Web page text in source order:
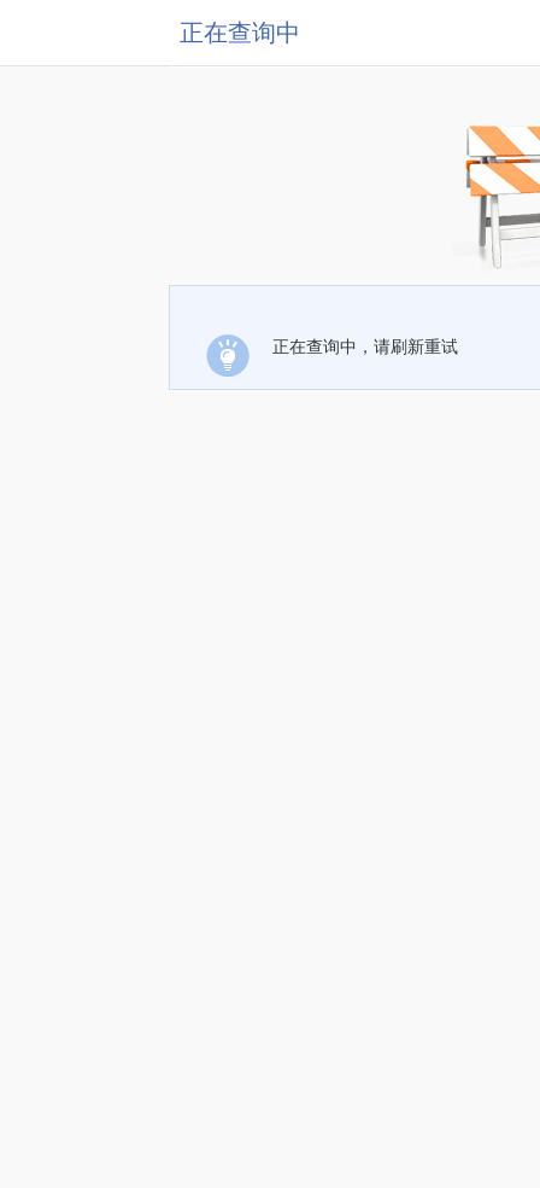
正在查询中
正在查询中，请刷新重试